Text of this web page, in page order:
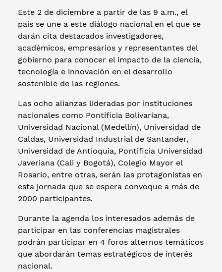
Este 2 de diciembre a partir de las 9 a.m., el
país se une a este diálogo nacional en el que se
darán cita destacados investigadores,
académicos, empresarios y representantes del
gobierno para conocer el impacto de la ciencia,
tecnología e innovación en el desarrollo
sostenible de las regiones.
Las ocho alianzas lideradas por instituciones
nacionales como Pontificia Bolivariana,
Universidad Nacional (Medellín), Universidad de
Caldas, Universidad Industrial de Santander,
Universidad de Antioquia, Pontificia Universidad
Javeriana (Cali y Bogotá), Colegio Mayor el
Rosario, entre otras, serán las protagonistas en
esta jornada que se espera convoque a más de
2000 participantes.
Durante la agenda los interesados además de
participar en las conferencias magistrales
podrán participar en 4 foros alternos temáticos
que abordarán temas estratégicos de interés
nacional.